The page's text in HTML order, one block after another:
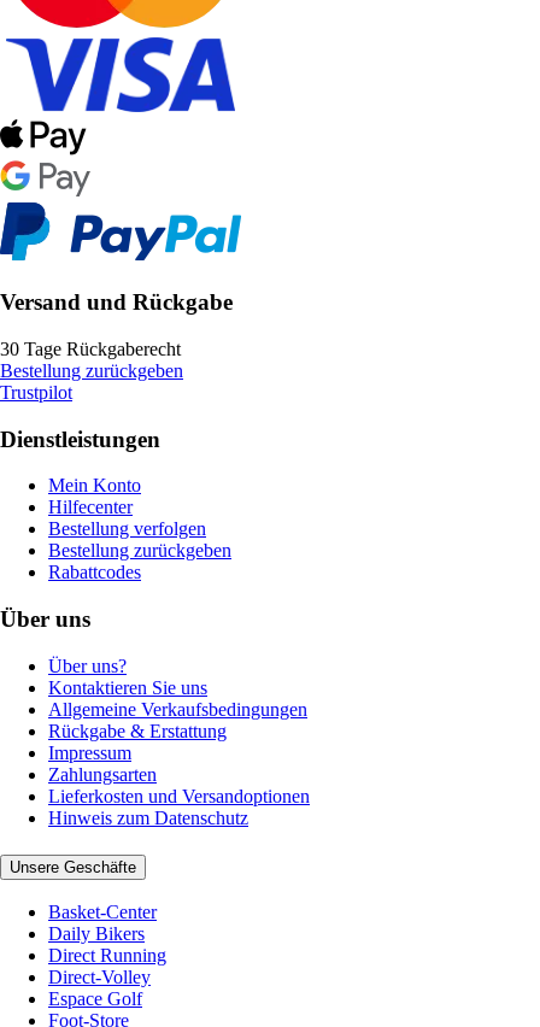
Versand und Rückgabe
30 Tage Rückgaberecht
Bestellung zurückgeben
Trustpilot
Dienstleistungen
Mein Konto
Hilfecenter
Bestellung verfolgen
Bestellung zurückgeben
Rabattcodes
Über uns
Über uns?
Kontaktieren Sie uns
Allgemeine Verkaufsbedingungen
Rückgabe & Erstattung
Impressum
Zahlungsarten
Lieferkosten und Versandoptionen
Hinweis zum Datenschutz
Unsere Geschäfte
Basket-Center
Daily Bikers
Direct Running
Direct-Volley
Espace Golf
Foot-Store